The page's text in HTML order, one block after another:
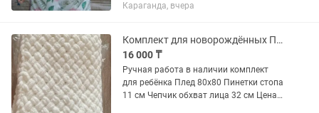
Караганда, вчера
Комплект для новорождённых Пинетки Чепчик Плед
16 000 ₸
Ручная работа в наличии комплект
для ребёнка Плед 80х80 Пинетки стопа
11 см Чепчик обхват лица 32 см Цена